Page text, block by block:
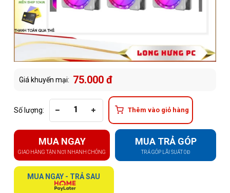
Giá khuyến mại: 75.000 đ
Số lượng: Thêm vào giỏ hàng
MUA NGAY
GIAO HÀNG TẬN NƠI NHANH CHÓNG
MUA TRẢ GÓP
TRẢ GÓP LÃI SUẤT 0Đ
MUA NGAY - TRẢ SAU